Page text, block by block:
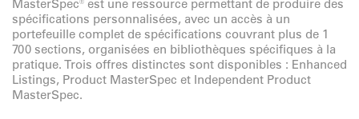
MasterSpec® est une ressource permettant de produire des
spécifications personnalisées, avec un accès à un
portefeuille complet de spécifications couvrant plus de 1
700 sections, organisées en bibliothèques spécifiques à la
pratique. Trois offres distinctes sont disponibles : Enhanced
Listings, Product MasterSpec et Independent Product
MasterSpec.